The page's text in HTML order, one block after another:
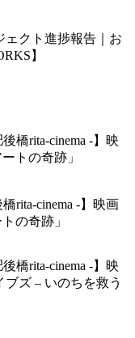
ェクト進捗報告｜お
】
rita-cinema -】映画
の奇跡」